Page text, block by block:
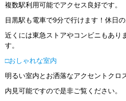
複数駅利用可能でアクセス良好です。
目黒駅も電車で9分で行けます！休日
近くには東急ストアやコンビニもあり
す。
□おしゃれな室内
明るい室内とお洒落なアクセントクロ
内見可能ですので是非ご覧ください。